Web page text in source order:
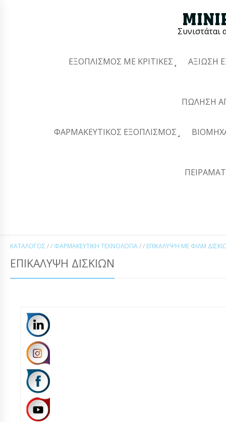
Συνιστάται
ΕΞΟΠΛΙΣΜΌΣ ΜΕ ΚΡΙΤΙΚΈΣ ΑΞΊΩΣΗ
ΠΏΛΗΣΗ
ΦΑΡΜΑΚΕΥΤΙΚΌΣ ΕΞΟΠΛΙΣΜΌΣ
ΚΑΤΆΛΟΓΟΣ / / ΦΑΡΜΑΚΕΥΤΙΚΉ ΤΕΧΝΟΛΟΓΊΑ/ / ΕΠΙΚΆΛΥΨΗ ΜΕ ΦΙΛΜ
ΕΠΙΚΆΛΥΨΗ ΔΙΣΚΊΩΝ